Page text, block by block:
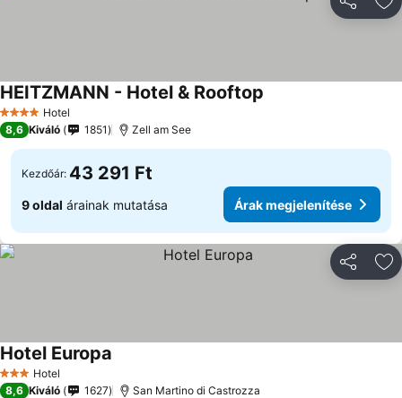
4 KategóriaHotel
HEITZMANN - Hotel & Rooftop
8,6 Kiváló 1851 Zell am See
Kezdőár: 43 291 Ft
9 oldal árainak mutatása Árak megjelenítése
3 Kategória
Hotel
Hotel Europa
8,6 Kiváló 1627 San Martino di Castrozza